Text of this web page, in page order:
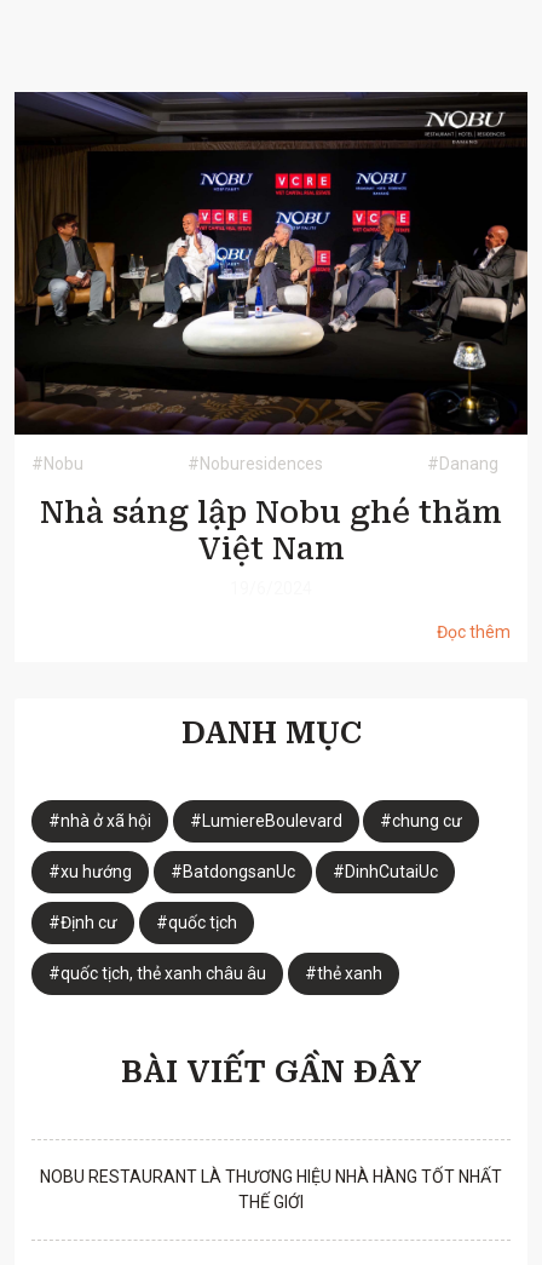
#Nobu #Noburesidences #Danang
Nhà sáng lập Nobu ghé thăm
Việt Nam
Đọc thêm
DANH MỤC
#nhà ở xã hội #LumiereBoulevard #chung cư
#xu hướng #BatdongsanUc #DinhCutaiUc
#Định cư #quốc tịch
#quốc tịch, thẻ xanh châu âu #thẻ xanh
BÀI VIẾT GẦN ĐÂY
NOBU RESTAURANT LÀ THƯƠNG HIỆU NHÀ HÀNG TỐT NHẤT
THẾ GIỚI